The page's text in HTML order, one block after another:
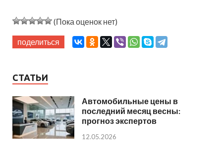
(Пока оценок нет)
поделиться
СТАТЬИ
Автомобильные цены в
последний месяц весны:
прогноз экспертов
12.05.2026